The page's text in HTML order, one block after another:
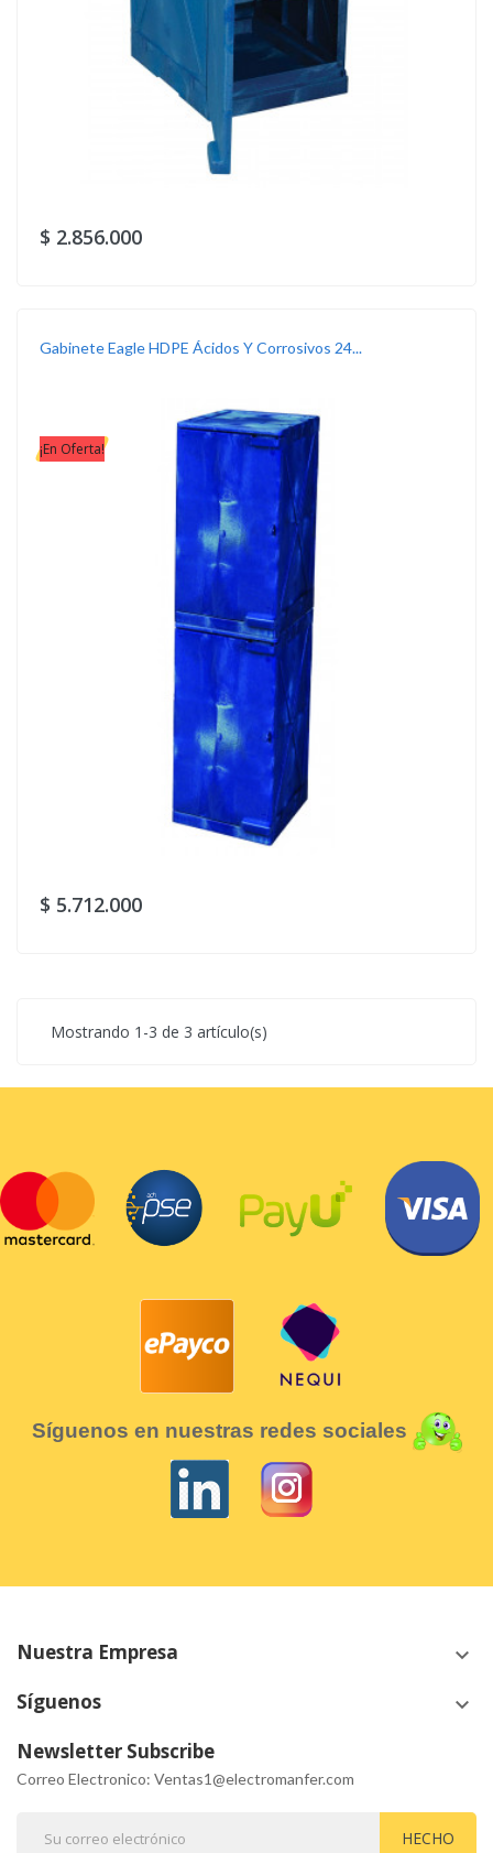
$ 2.856.000
Gabinete Eagle HDPE Ácidos Y Corrosivos 24...
¡En Oferta!
$ 5.712.000
Mostrando 1-3 de 3 artículo(s)
Síguenos en nuestras redes sociales
Nuestra Empresa keyboard_arrow_down
Síguenos keyboard_arrow_down
Newsletter Subscribe
Correo Electronico: Ventas1@electromanfer.com